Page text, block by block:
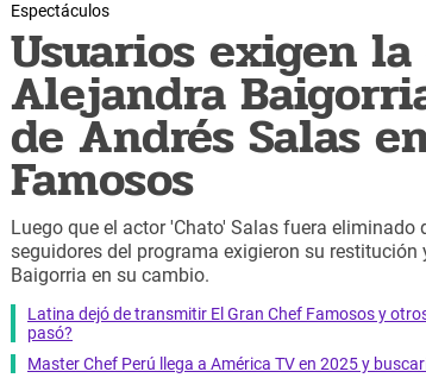
Espectáculos
Usuarios exigen
Alejandra
de Andrés Salas
Famosos
Luego que el actor 'Chato' Salas fuera eliminado
seguidores del programa exigieron su
Baigorria en su cambio.
Latina dejó de transmitir El Gran Chef Famosos y
pasó?
Master Chef Perú llega a América TV en 2025 y